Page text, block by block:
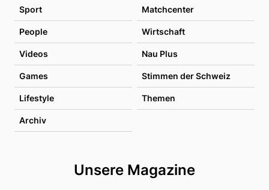
Sport Matchcenter
People Wirtschaft
Videos Nau Plus
Games Stimmen der Schweiz
Lifestyle Themen
Archiv
Unsere Magazine